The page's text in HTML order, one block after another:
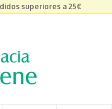
superiores a 25€